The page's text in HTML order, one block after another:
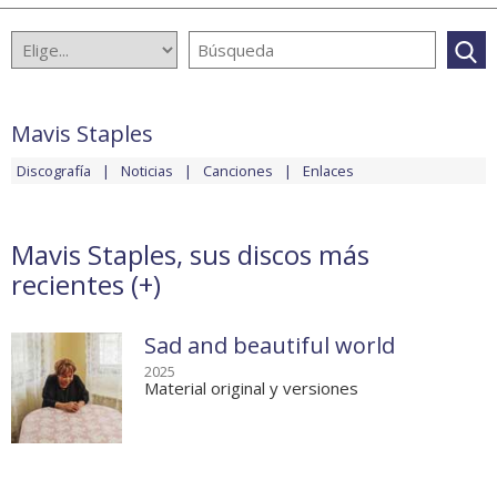
Mavis Staples
Discografía Noticias Canciones Enlaces
Mavis Staples, sus discos más
recientes (+)
Sad and beautiful world
2025
Material original y versiones